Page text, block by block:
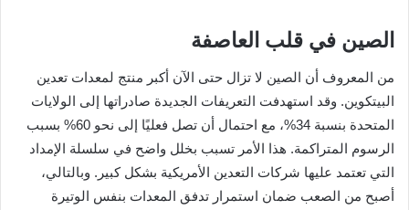
الصين في قلب العاصفة
من المعروف أن الصين لا تزال حتى الآن أكبر منتج لمعدات تعدين
البيتكوين. وقد استهدفت التعريفات الجديدة صادراتها إلى الولايات
المتحدة بنسبة 34%، مع احتمال أن تصل فعليًا إلى نحو 60% بسبب
الرسوم المتراكمة. هذا الأمر تسبب بخلل واضح في سلسلة الإمداد
التي تعتمد عليها شركات التعدين الأمريكية بشكل كبير. وبالتالي،
أصبح من الصعب ضمان استمرار تدفق المعدات بنفس الوتيرة